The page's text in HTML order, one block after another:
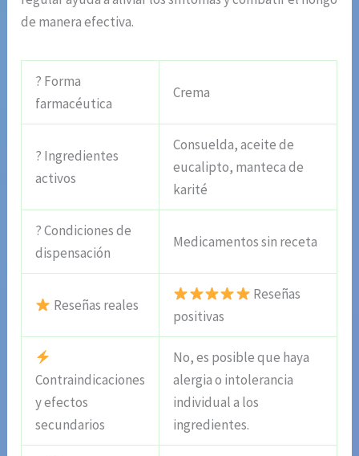
de manera efectiva.
? Forma
farmacéutica
Crema
? Ingredientes
activos
Consuelda, aceite de
eucalipto, manteca de
karité
? Condiciones de
dispensación
Medicamentos sin receta
Reseñas reales
Reseñas
positivas
Contraindicaciones
y efectos
secundarios
No, es posible que haya
alergia o intolerancia
individual a los
ingredientes.